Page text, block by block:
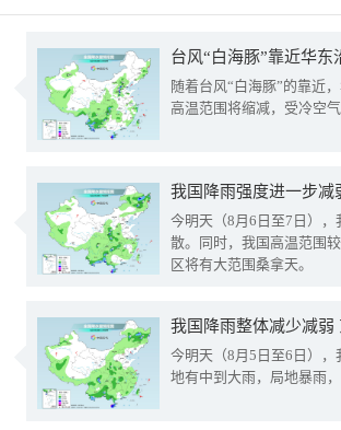
台风“白海豚”靠近华
随着台风“白海豚”的靠近
高温范围将缩减，受冷空
今明天（8月6日至7日）
散。同时，我国高温范围
区将有大范围桑拿天。
我国降雨整体减少减弱
今明天（8月5日至6日）
地有中到大雨，局地暴雨